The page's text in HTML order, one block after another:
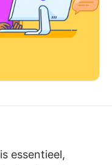
essentieel,